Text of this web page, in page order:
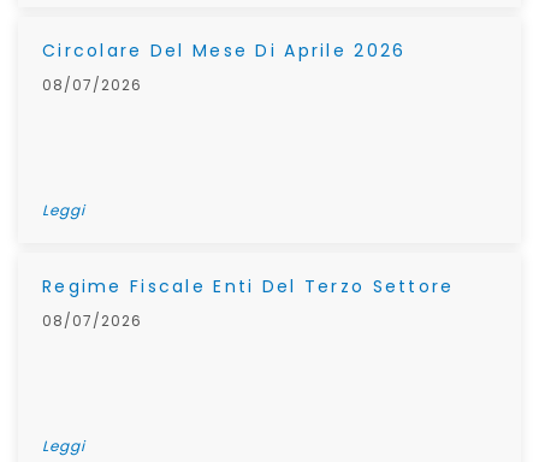
Circolare Del Mese Di Aprile 2026
08/07/2026
Leggi
Regime Fiscale Enti Del Terzo Settore
08/07/2026
Leggi